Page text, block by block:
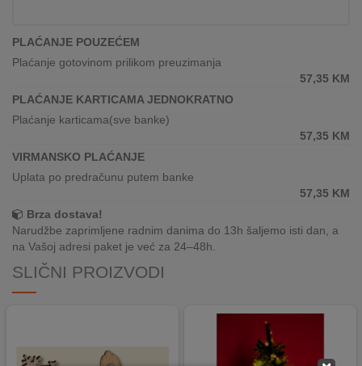
SERVIS
NAMA
KUPITI?
KUPOVINA
IZ
INOSTRANSTVA
OZNAKE
DIGITALIS
PLAĆANJE POUZEĆEM
Plaćanje gotovinom prilikom preuzimanja
57,35 KM
PLAĆANJE KARTICAMA JEDNOKRATNO
Plaćanje karticama(sve banke)
57,35 KM
VIRMANSKO PLAĆANJE
Uplata po predračunu putem banke
57,35 KM
Brza dostava!
Narudžbe zaprimljene radnim danima do 13h šaljemo isti dan, a
na Vašoj adresi paket je već za 24–48h.
SLIČNI PROIZVODI